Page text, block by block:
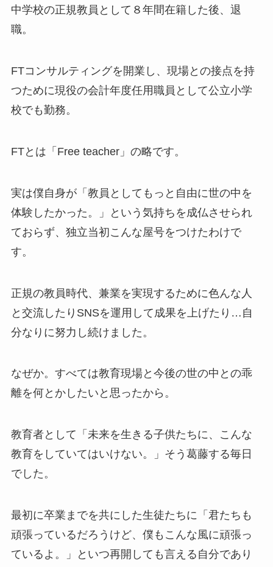
中学校の正規教員として８年間在籍した後、退
職。
FTコンサルティングを開業し、現場との接点を持
つために現役の会計年度任用職員として公立小学
校でも勤務。
FTとは「Free teacher」の略です。
実は僕自身が「教員としてもっと自由に世の中を
体験したかった。」という気持ちを成仏させられ
ておらず、独立当初こんな屋号をつけたわけで
す。
正規の教員時代、兼業を実現するために色んな人
と交流したりSNSを運用して成果を上げたり…自
分なりに努力し続けました。
なぜか。すべては教育現場と今後の世の中との乖
離を何とかしたいと思ったから。
教育者として「未来を生きる子供たちに、こんな
教育をしていてはいけない。」そう葛藤する毎日
でした。
最初に卒業までを共にした生徒たちに「君たちも
頑張っているだろうけど、僕もこんな風に頑張っ
ているよ。」といつ再開しても言える自分であり